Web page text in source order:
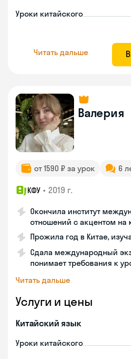
Уроки китайского
Читать дальше
Валерия
от 1590 ₽ за урок 6
КФУ • 2019 г.
Окончила институт
отношений с акцентом на
Прожила год в Китае,
Сдала международный
понимает требования к
Читать дальше
Услуги и цены
Китайский язык
Уроки китайского